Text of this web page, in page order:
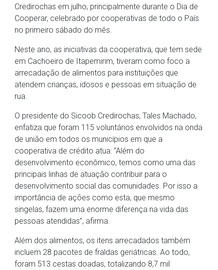
Credirochas em julho, principalmente durante o Dia de
Cooperar, celebrado por cooperativas de todo o País
no primeiro sábado do mês.
Neste ano, as iniciativas da cooperativa, que tem sede
em Cachoeiro de Itapemirim, tiveram como foco a
arrecadação de alimentos para instituições que
atendem crianças, idosos e pessoas em situação de
rua.
O presidente do Sicoob Credirochas, Tales Machado,
enfatiza que foram 115 voluntários envolvidos na onda
de união em todos os municípios em que a
cooperativa de crédito atua: “Além do
desenvolvimento econômico, temos como uma das
principais linhas de atuação contribuir para o
desenvolvimento social das comunidades. Por isso a
importância de ações como esta, que mesmo
singelas, fazem uma enorme diferença na vida das
pessoas atendidas”, afirma.
Além dos alimentos, os itens arrecadados também
incluem 28 pacotes de fraldas geriátricas. Ao todo,
foram 513 cestas doadas, totalizando 8,7 mil